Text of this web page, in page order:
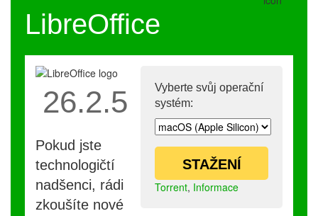
LibreOffice
Vyberte svůj operační
systém:
STAŽENÍ
Torrent, Informace
26.2.5
Pokud jste
technologičtí
nadšenci, rádi
zkoušíte nové